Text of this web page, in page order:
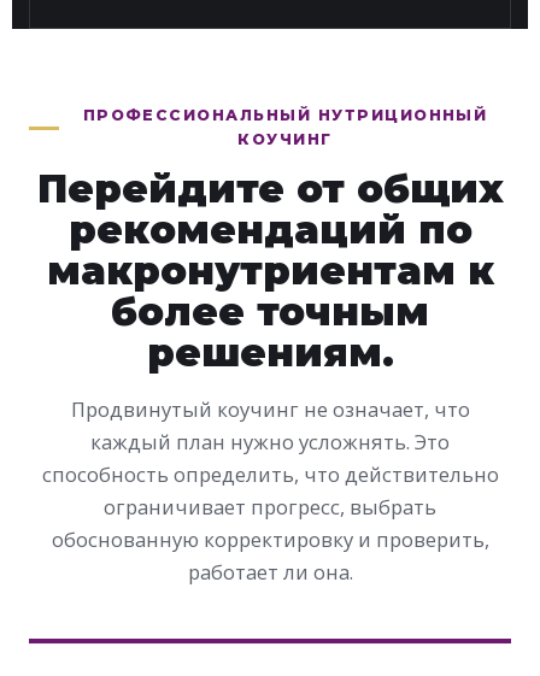
ПРОФЕССИОНАЛЬНЫЙ НУТРИЦИОННЫЙ
КОУЧИНГ
Перейдите от общих
рекомендаций по
макронутриентам к
более точным
решениям.
Продвинутый коучинг не означает, что
каждый план нужно усложнять. Это
способность определить, что действительно
ограничивает прогресс, выбрать
обоснованную корректировку и проверить,
работает ли она.